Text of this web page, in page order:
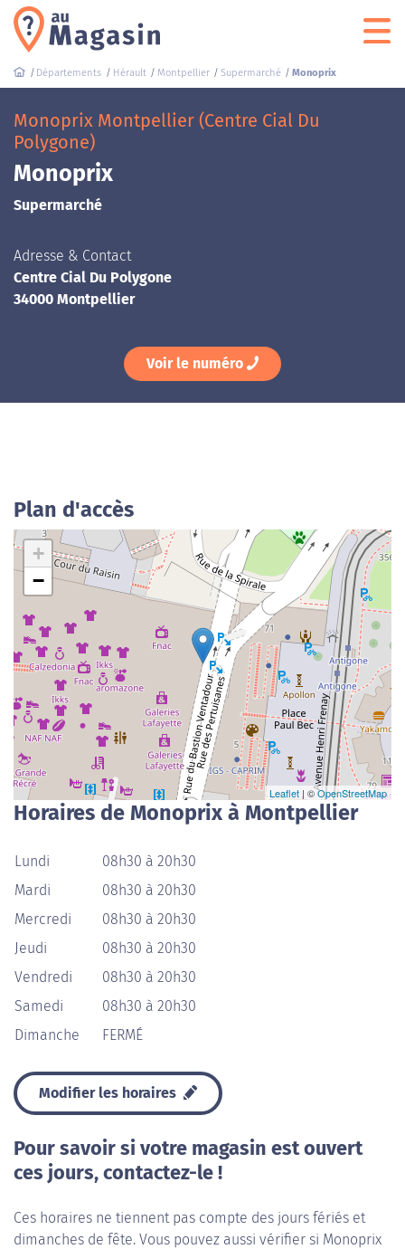
Départements Hérault Montpellier Supermarché Monoprix
Monoprix Montpellier (Centre Cial Du
Polygone)
Monoprix
Supermarché
Adresse & Contact
Centre Cial Du Polygone
34000 Montpellier
Voir le numéro
Plan d'accès
+
−
Leaflet | ©OpenStreetMap
Horaires de Monoprix à Montpellier
Lundi
08h30 à 20h30
Mardi
08h30 à 20h30
Mercredi
08h30 à 20h30
Jeudi
08h30 à 20h30
Vendredi
08h30 à 20h30
Samedi
08h30 à 20h30
Dimanche
FERMÉ
Modifier les horaires
Pour savoir si votre magasin est ouvert
ces jours, contactez-le !
Ces horaires ne tiennent pas compte des jours fériés et
dimanches de fête. Vous pouvez aussi vérifier si Monoprix